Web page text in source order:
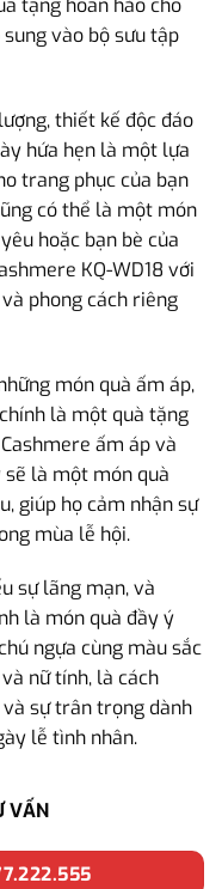
tặng hoàn hảo cho
vào bộ sưu tập
thiết kế độc đáo
hứa hẹn là một lựa
trang phục của bạn
có thể là một món
hoặc bạn bè của
KQ-WD18 với
phong cách riêng
món quà ấm áp,
là một quà tặng
ấm áp và
sẽ là một món quà
giúp họ cảm nhận sự
mùa lễ hội.
sự lãng mạn, và
là món quà đầy ý
ngựa cùng màu sắc
nữ tính, là cách
sự trân trọng dành
lễ tình nhân.
VẤN